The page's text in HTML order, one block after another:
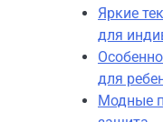
Яркие
для
для
Модные